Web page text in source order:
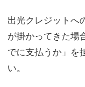
出光クレジットへ
が掛かってきた場
でに支払うか」を
い。